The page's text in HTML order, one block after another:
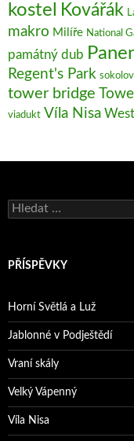
kostel Kovářák
makro Milíře National
památný dub
Regent's Park
tower bridge
viadukt Víla Nisa
Vyhledávání
PŘÍSPĚVKY
Horní Světlá a Luž
Jablonné v Podještědí
Vraní skály
Velký Vápenný
Víla Nisa